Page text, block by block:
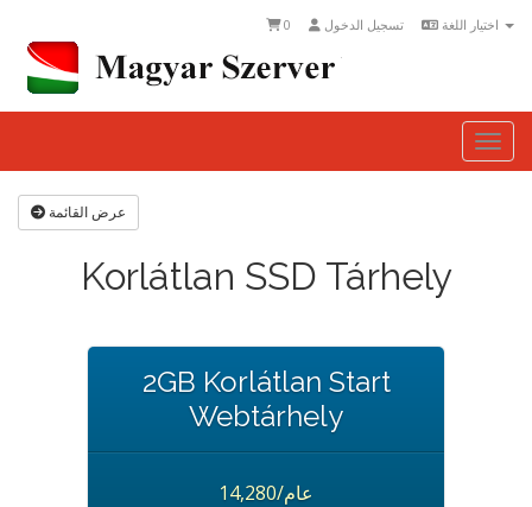
تسجيل الدخول 0
عرض القائمة
Korlátlan SSD Tárhely
2GB Korlátlan Start
Webtárhely
14,280/عام